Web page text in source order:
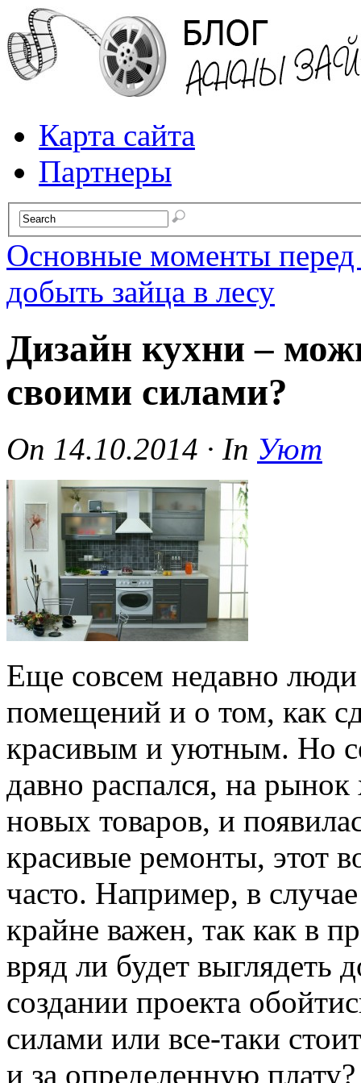
Карта сайта
Партнеры
Основные моменты перед
добыть зайца в лесу
Дизайн кухни –
своими силами?
On 14.10.2014 · In Уют
Еще совсем недавно
помещений и о том, как
красивым и уютным. Но
давно распался, на
новых товаров, и
красивые ремонты, этот
часто. Например, в
крайне важен, так как в
вряд ли будет
создании проекта
силами или все-таки
и за определенную